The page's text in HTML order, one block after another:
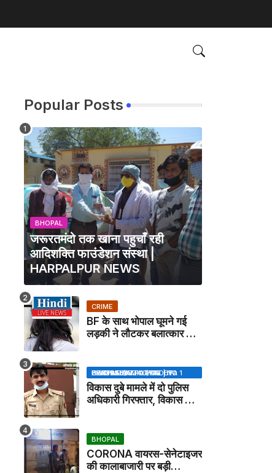
Popular Posts
BHOPAL
जरूरतमंदो तक खाना पहुचाँ रही
आदिशक्ति फाउंडेशन संस्था |
HARPALPUR NEWS
CRIME
BF के साथ भोपाल घूमने गई
लड़की ने लौटकर बलात्कार का
BHOPAL SAMACHAR | NO 1 HINDI NEWS PORTAL OF CENTRAL INDIA (MADHYA PRADESH)
विकास दुबे मामले में दो पुलिस
अधिकारी गिरफ्तार, विकास की
BHOPAL
CORONA वायरस-सेनेटाइजर
की कालाबाजारी पर बड़ी